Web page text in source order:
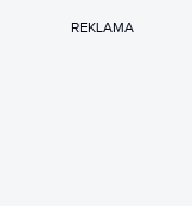
REKLAMA